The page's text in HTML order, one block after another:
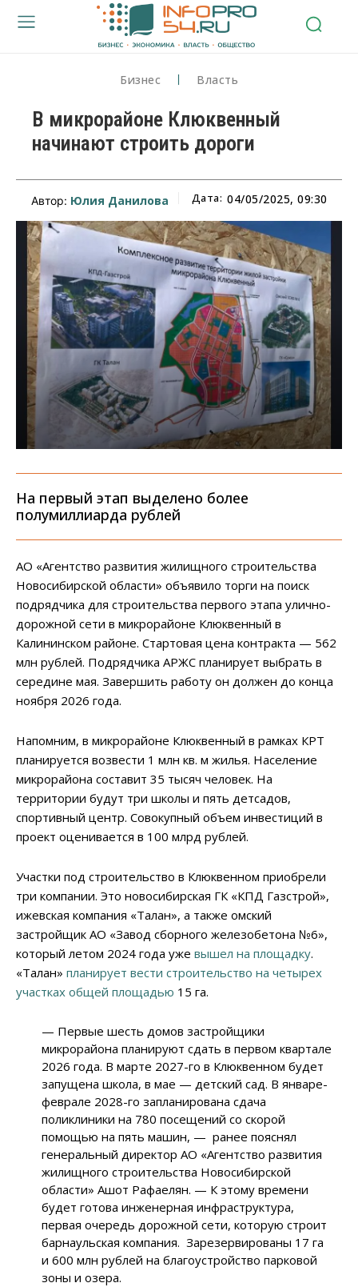
Бизнес Власть
В микрорайоне Клюквенный
начинают строить дороги
Автор: Юлия Данилова Дата: 04/05/2025, 09:30
На первый этап выделено более
полумиллиарда рублей
АО «Агентство развития жилищного строительства
Новосибирской области» объявило торги на поиск
подрядчика для строительства первого этапа улично-
дорожной сети в микрорайоне Клюквенный в
Калининском районе. Стартовая цена контракта — 562
млн рублей. Подрядчика АРЖС планирует выбрать в
середине мая. Завершить работу он должен до конца
ноября 2026 года.
Напомним, в микрорайоне Клюквенный в рамках КРТ
планируется возвести 1 млн кв. м жилья. Население
микрорайона составит 35 тысяч человек. На
территории будут три школы и пять детсадов,
спортивный центр. Совокупный объем инвестиций в
проект оценивается в 100 млрд рублей.
Участки под строительство в Клюквенном приобрели
три компании. Это новосибирская ГК «КПД Газстрой»,
ижевская компания «Талан», а также омский
застройщик АО «Завод сборного железобетона №6»,
который летом 2024 года уже вышел на площадку.
«Талан» планирует вести строительство на четырех
участках общей площадью 15 га.
— Первые шесть домов застройщики
микрорайона планируют сдать в первом квартале
2026 года. В марте 2027-го в Клюквенном будет
запущена школа, в мае — детский сад. В январе-
феврале 2028-го запланирована сдача
поликлиники на 780 посещений со скорой
помощью на пять машин, — ранее пояснял
генеральный директор АО «Агентство развития
жилищного строительства Новосибирской
области» Ашот Рафаелян. — К этому времени
будет готова инженерная инфраструктура,
первая очередь дорожной сети, которую строит
барнаульская компания. Зарезервированы 17 га
и 600 млн рублей на благоустройство парковой
зоны и озера.